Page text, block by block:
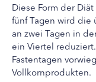
Diese Form der
fünf Tagen wird die
an zwei Tagen in
ein Viertel
Fastentagen
Vollkornprodukten.